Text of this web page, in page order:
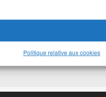
Politique relative aux cookies